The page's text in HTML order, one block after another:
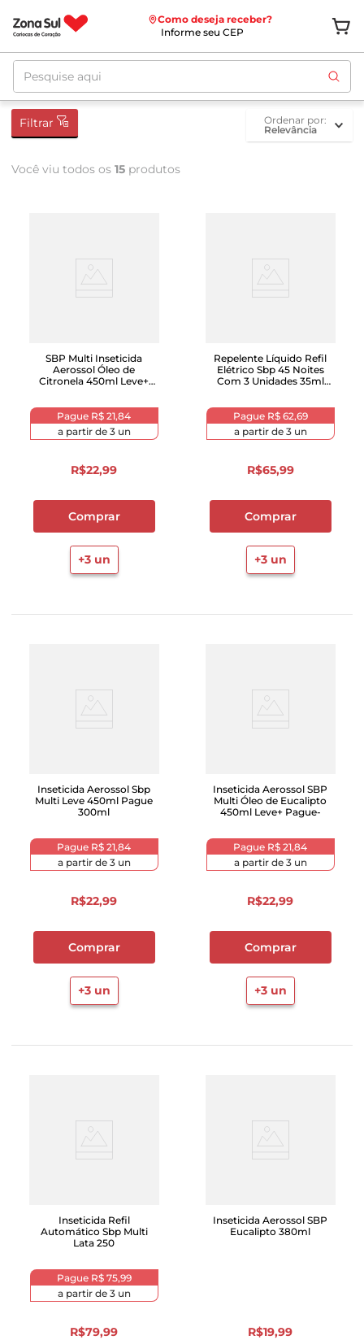
Como deseja receber?
Informe seu CEP
Pesquise aqui
Filtrar
ordenar por
Relevância
Você viu todos os 15 produtos
SBP Multi Inseticida
Aerossol Óleo de
Citronela 450ml Leve+
Pague R$ 21,84
a partir de 3un
R$22,99
Comprar
+3un
Repelente Líquido Refil
Elétrico Sbp 45 Noites
Com 3 Unidades 35ml
Pague R$ 62,69
a partir de 3un
R$65,99
Comprar
+3un
Inseticida Aerossol Sbp
Multi Leve 450ml Pague
300ml
Pague R$ 21,84
a partir de 3un
R$22,99
Comprar
+3un
Inseticida Aerossol SBP
Multi Óleo de Eucalipto
450ml Leve+ Pague-
Pague R$ 21,84
a partir de 3un
R$22,99
Comprar
+3un
Inseticida Refil
Automático Sbp Multi
Lata 250
Pague R$ 75,99
a partir de 3un
R$79,99
Inseticida Aerossol SBP
Eucalipto 380ml
R$19,99